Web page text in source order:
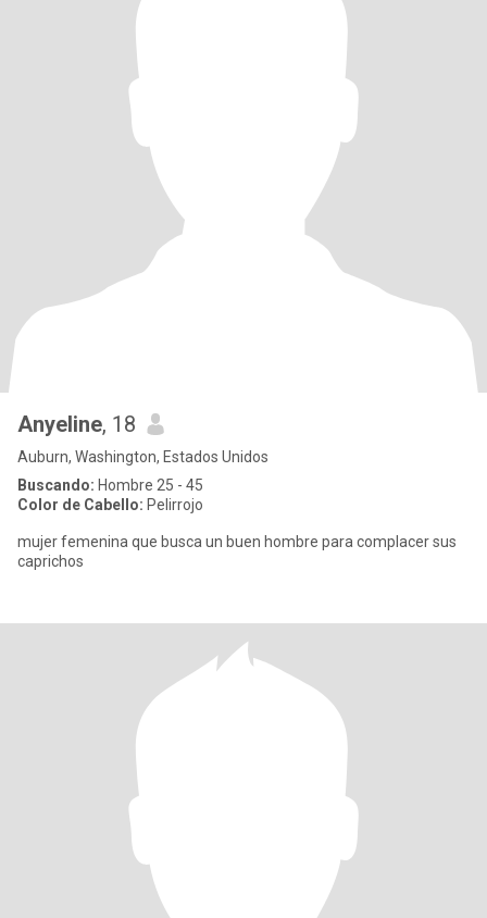
Anyeline, 18
Auburn, Washington, Estados Unidos
Buscando: Hombre 25 - 45
Color de Cabello: Pelirrojo
mujer femenina que busca un buen hombre para complacer sus
caprichos